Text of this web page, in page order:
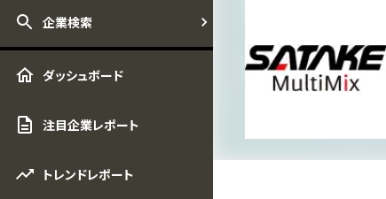
企業検索
ダッシュボード
注目企業レポート
トレンドレポート